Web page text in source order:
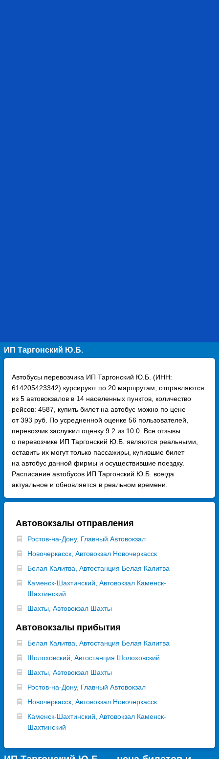
ИП Таргонский Ю.Б.
Автобусы перевозчика ИП Таргонский Ю.Б. (ИНН:
614205423342) курсируют по 20 маршрутам, отправляются
из 5 автовокзалов в 14 населенных пунктов, количество
рейсов: 4587, купить билет на автобус можно по цене
от 393 руб. По усредненной оценке 56 пользователей,
перевозчик заслужил оценку 9.2 из 10.0. Все отзывы
о перевозчике ИП Таргонский Ю.Б. являются реальными,
оставить их могут только пассажиры, купившие билет
на автобус данной фирмы и осуществившие поездку.
Расписание автобусов ИП Таргонский Ю.Б. всегда
актуальное и обновляется в реальном времени.
Автовокзалы отправления
Ростов-на-Дону, Главный Автовокзал
Новочеркасск, Автовокзал Новочеркасск
Белая Калитва, Автостанция Белая Калитва
Каменск-Шахтинский, Автовокзал Каменск-
Шахтинский
Шахты, Автовокзал Шахты
Автовокзалы прибытия
Белая Калитва, Автостанция Белая Калитва
Шолоховский, Автостанция Шолоховский
Шахты, Автовокзал Шахты
Ростов-на-Дону, Главный Автовокзал
Новочеркасск, Автовокзал Новочеркасск
Каменск-Шахтинский, Автовокзал Каменск-
Шахтинский